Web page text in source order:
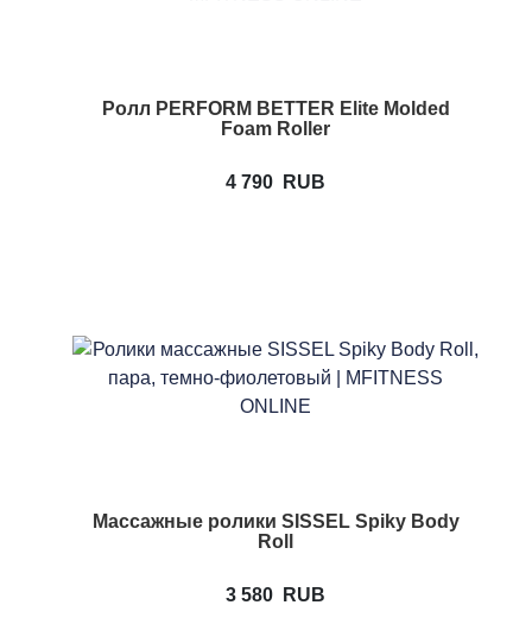
Ролл PERFORM BETTER Elite Molded
Foam Roller
4 790 RUB
Массажные ролики SISSEL Spiky Body
Roll
3 580 RUB